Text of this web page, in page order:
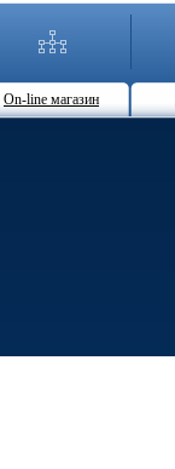
On-line магазин